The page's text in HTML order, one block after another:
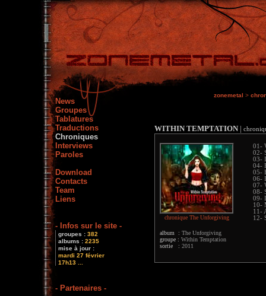
News
Groupes
Tablatures
Traductions
Chroniques
Interviews
Paroles
Download
Contacts
Team
Liens
- Infos sur le site -
groupes : 382
albums : 2235
mise à jour :
mardi 27 février
17h13 ...
- Partenaires -
zonemetal >
WITHIN TEMPTATION |
chronique The Unforgiving
album : The Unforgiving
groupe : Within Temptation
sortie : 2011
01-
02-
03-
04-
05-
06-
07-
08-
09-
10-
11-
12-